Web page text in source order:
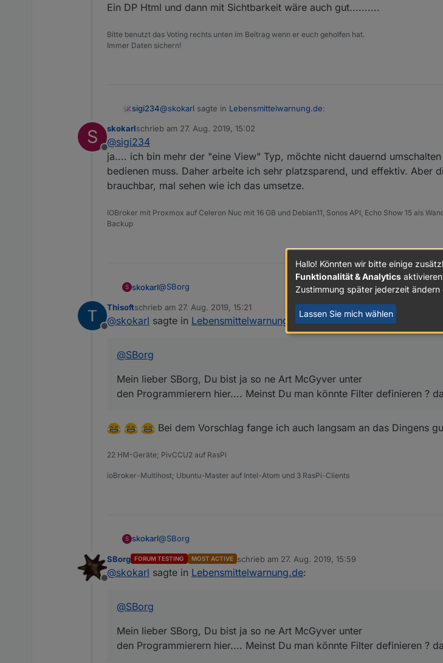
Ein DP Html und dann mit Sichtbarkeit wäre auch gut..........
Bitte benutzt das Voting rechts unten im Beitrag wenn er euch geholfen hat.
Immer Daten sichern!
sigi234@skokarl sagte in Lebensmittelwarnung.de:
Ein Laufband baucht aber viele Ressourcen (hängt teilweise bei mir) .
Ein DP Html und dann mit Sichtbarkeit wäre auch gut..........
S
Offline
skokarlschrieb am 27. Aug. 2019, 15:02
zuletzt editiert von
@sigi234
ja.... ich bin mehr der "eine View" Typ, möchte nicht dauernd
bedienen muss. Daher arbeite ich sehr platzsparend, und effektiv. Aber
brauchbar, mal sehen wie ich das umsetze.
IOBroker mit Proxmox auf Celeron Nuc mit 16 GB und Debian11, Sonos API, Echo Show 15 als
Backup
S skokarl@SBorg
Mein lieber SBorg, Du bist ja so ne Art McGyver unter
den Programmierern hier.... Meinst Du man könnte Filter definieren ? dass
Offline
Thisoftschrieb am 27. Aug. 2019, 15:21
zuletzt editiert von
@skokarl sagte in Lebensmittelwarnung.de:
@SBorg
Mein lieber SBorg, Du bist ja so ne Art McGyver unter
den Programmierern hier.... Meinst Du man könnte Filter definieren ?
Bei dem Vorschlag fange ich auch langsam an das Dingens
22 HM-Geräte; PivCCU2 auf RasPi
ioBroker-Multihost; Ubuntu-Master auf Intel-Atom und 3 RasPi-Clients
S skokarl@SBorg
Mein lieber SBorg, Du bist ja so ne Art McGyver unter
den Programmierern hier.... Meinst Du man könnte Filter definieren ? dass
Offline
SBorg FORUM TESTING MOST ACTIVE schrieb am 27. Aug. 2019, 15:59
zuletzt editiert von
@skokarl sagte in Lebensmittelwarnung.de:
@SBorg
Mein lieber SBorg, Du bist ja so ne Art McGyver unter
den Programmierern hier.... Meinst Du man könnte Filter definieren ?
Hallo! Könnten wir bitte einige
Funktionalität & Analytics
Zustimmung später jederzeit
Lassen Sie mich wählen